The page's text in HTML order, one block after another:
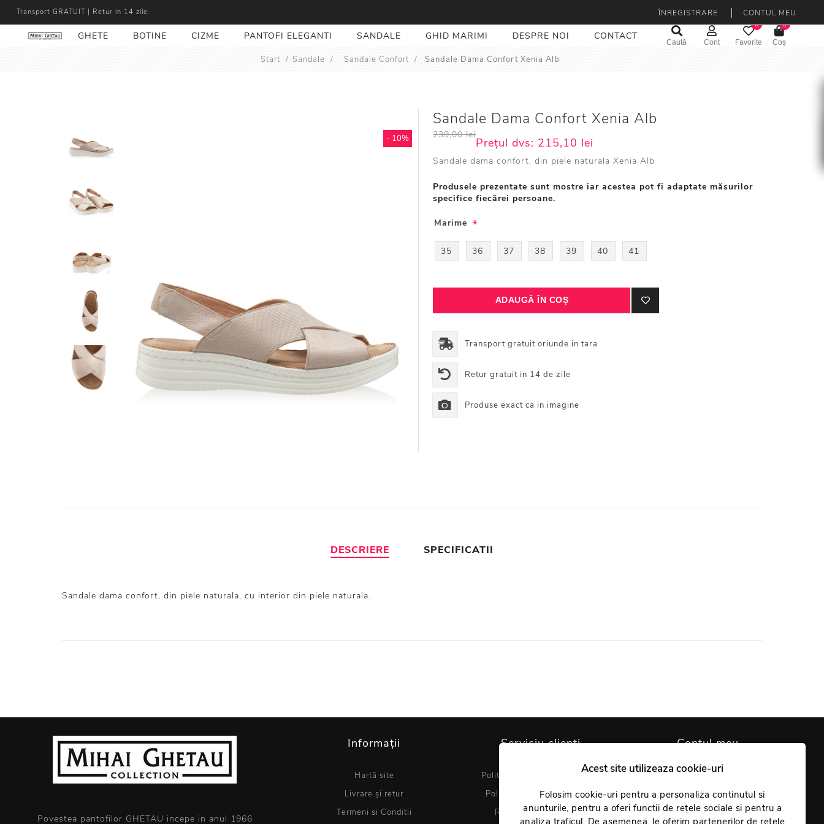
Transport GRATUIT | Retur in 14 zile. ÎNREGISTRARE CONTUL MEU
GHETE BOTINE CIZME PANTOFI ELEGANTI SANDALE GHID MARIMI DESPRE NOI CONTACT
Caută Cont Favorite
0
Coș
0
Start / Sandale / Sandale Confort / Sandale Dama Confort Xenia Alb
- 10%
Sandale Dama Confort Xenia Alb
239,00 lei
Prețul dvs: 215,10 lei
Sandale dama confort, din piele naturala Xenia Alb
Produsele prezentate sunt mostre iar acestea pot fi adaptate măsurilor
specifice fiecărei persoane.
Marime *
35 36 37 38 39 40 41
Transport gratuit oriunde in tara
Retur gratuit in 14 de zile
Produse exact ca in imagine
DESCRIERE SPECIFICATII
Sandale dama confort, din piele naturala, cu interior din piele naturala.
Povestea pantofilor GHETAU incepe in anul 1966
Informații
Hartă site
Livrare și retur
Termeni si Conditii
Serviciu clienți
Politica de utilizare cookie-uri
Politica de confidentialitate
Regulament Giveaway
Contul meu
Contul meu
Comenzi
Coș
Acest site utilizeaza cookie-uri
Folosim cookie-uri pentru a personaliza continutul si
anunturile, pentru a oferi functii de rețele sociale si pentru a
analiza traficul. De asemenea, le oferim partenerilor de retele